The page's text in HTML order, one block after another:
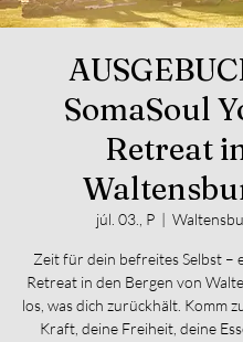
SomaSoul
Retreat
júl. 03., P
  |
Zeit für dein befreites Selbst –
Retreat in den Bergen von
los, was dich zurückhält. Komm
Kraft, deine Freiheit, deine